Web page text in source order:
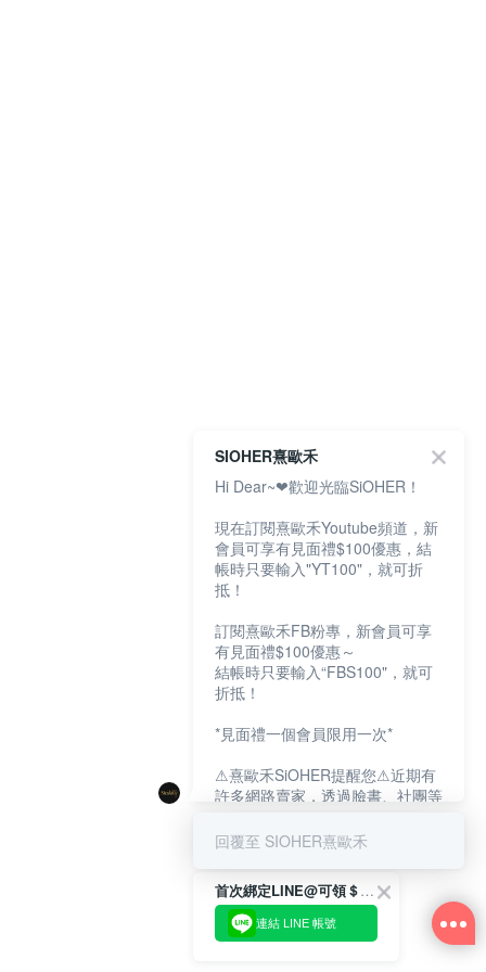
首次綁定LINE@可領＄100折扣優惠
連結 LINE 帳號
SIOHER熹歐禾
Hi Dear~❤歡迎光臨SiOHER！
現在訂閱熹歐禾Youtube頻道，新
會員可享有見面禮$100優惠，結
帳時只要輸入"YT100"，就可折
抵！
訂閱熹歐禾FB粉專，新會員可享
有見面禮$100優惠～
結帳時只要輸入“FBS100"，就可
折抵！
*見面禮一個會員限用一次*
⚠熹歐禾SiOHER提醒您⚠近期有
許多網路賣家，透過臉書、社團等
SiOHER』品牌授權、或有內部管
消費者上當及受害。
如有疑慮請至官網先訂單查尋如
〝TM / TS / TG〞開頭,都是我們
回覆至 SIOHER熹歐禾